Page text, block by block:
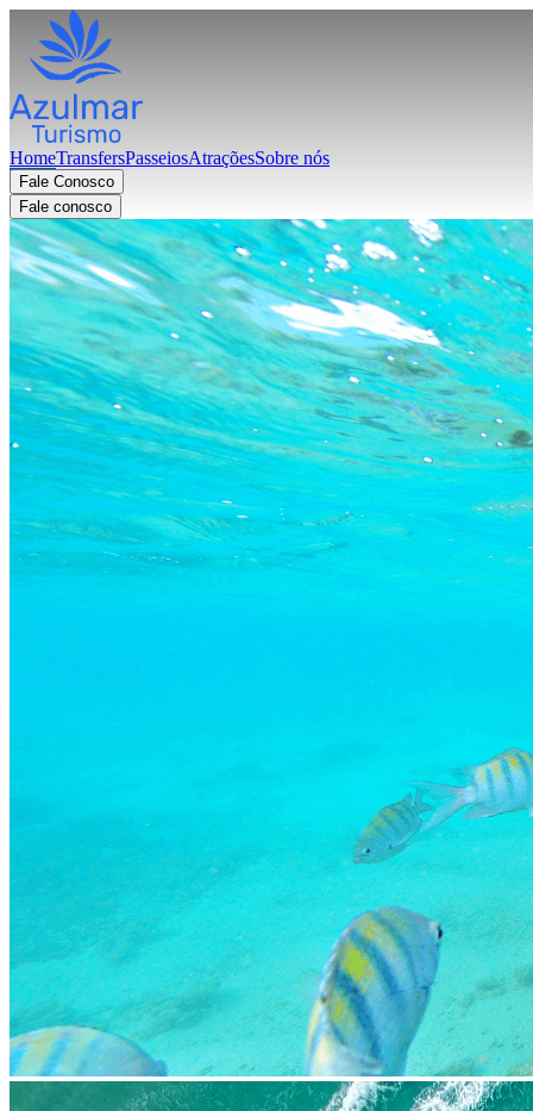
HomeTransfersPasseiosAtraçõesSobre nós
Fale Conosco
Fale conosco